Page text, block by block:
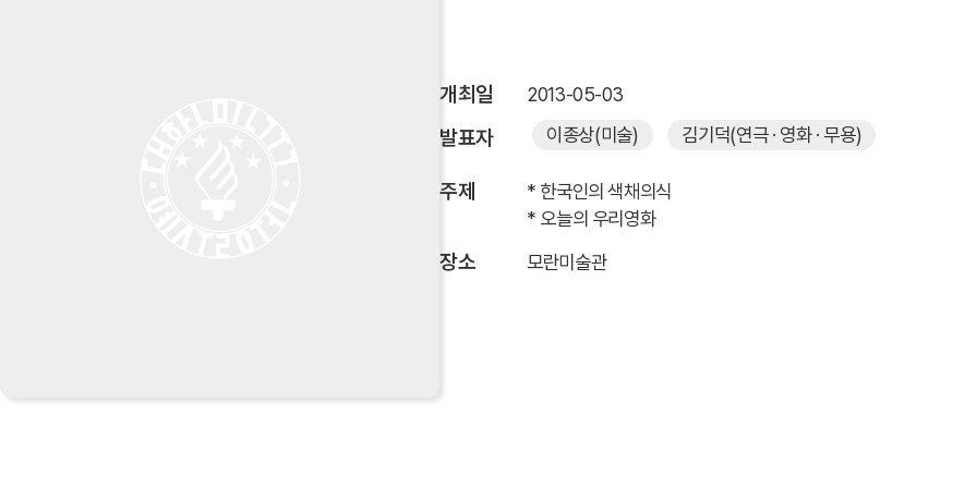
개최일 2013-05-03
발표자 이종상(미술) 김기덕(연극 · 영화 · 무용)
주제
* 한국인의 색채의식
* 오늘의 우리영화
장소 모란미술관